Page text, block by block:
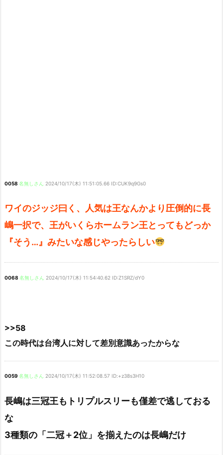
0058 名無しさん 2024/10/17(木) 11:51:05.66 ID:CUK9q9Gs0
ワイのジッジ曰く、人気は王なんかより圧倒的に長
嶋一択で、王がいくらホームラン王とってもどっか
『そう…』みたいな感じやったらしい
0068 名無しさん 2024/10/17(木) 11:54:40.62 ID:Z1SRZ/dY0
>>58
この時代は台湾人に対して差別意識あったからな
0059 名無しさん 2024/10/17(木) 11:52:08.57 ID:+z38s3H10
長嶋は三冠王もトリプルスリーも僅差で逃しておる
な
3種類の「二冠＋2位」を揃えたのは長嶋だけ